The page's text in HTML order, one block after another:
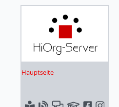
Hauptseite